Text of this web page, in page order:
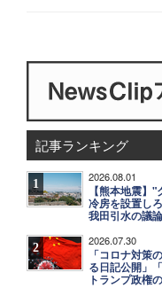
記事ランキング
1 2026.08.01
【熊本地震】
冷房を設置し
我田引水の議
2 2026.07.30
「コロナ対策
る日記公開」
トランプ政権